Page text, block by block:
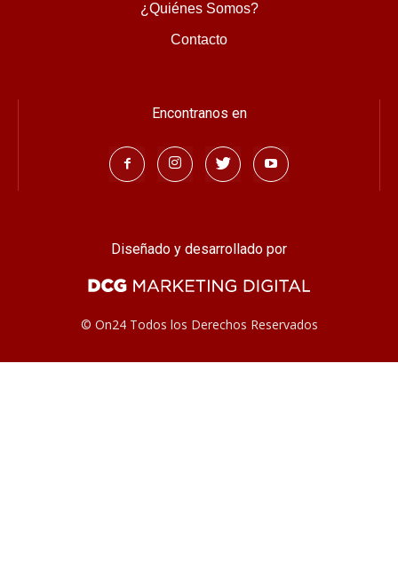
¿Quiénes Somos?
Contacto
Encontranos en
Diseñado y desarrollado por
© On24 Todos los Derechos Reservados